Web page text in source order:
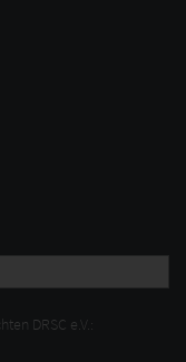
DRSC e.V.: